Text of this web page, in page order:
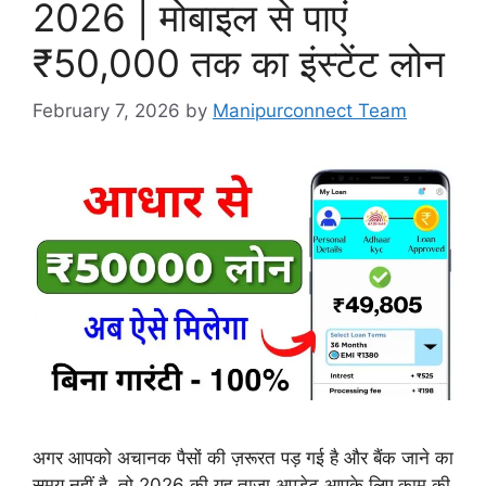
2026 | मोबाइल से पाएं
₹50,000 तक का इंस्टेंट लोन
February 7, 2026 by Manipurconnect Team
अगर आपको अचानक पैसों की ज़रूरत पड़ गई है और बैंक जाने का